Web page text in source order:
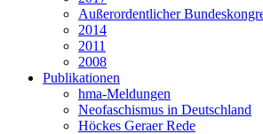
Außerordentlicher
2014
2011
2008
Publikationen
hma-Meldungen
Neofaschismus in Deutschland
Höckes Geraer Rede